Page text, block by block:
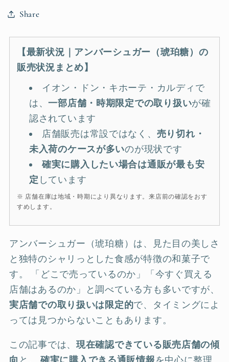
Share
【最新状況｜アンバーシュガー（琥珀糖）の
販売状況まとめ】
イオン・ドン・キホーテ・カルディで
は、一部店舗・時期限定での取り扱いが確
認されています
店舗販売は常設ではなく、 売り切れ・
未入荷のケースが多いのが現状です
確実に購入したい場合は通販が最も安
定 しています
※ 店舗在庫は地域・時期により異なります。来店前の確認をおす
すめします。
アンバーシュガー（琥珀糖）は、見た目の美しさ
と独特のシャリっとした食感が特徴の和菓子で
す。 「どこで売っているのか」「今すぐ買える
店舗はあるのか」と調べている方も多いですが、
実店舗での取り扱いは限定的で、タイミングによ
っては見つからないこともあります。
この記事では、現在確認できている販売店舗の傾